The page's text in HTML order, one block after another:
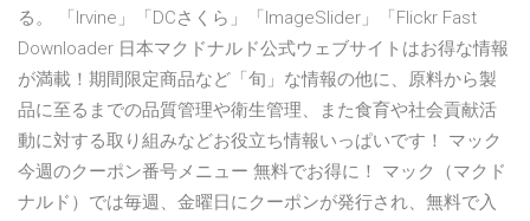
る。 「Irvine」「DCさくら」「ImageSlider」「Flickr Fast
Downloader 日本マクドナルド公式ウェブサイトはお得な情報
が満載！期間限定商品など「旬」な情報の他に、原料から製
品に至るまでの品質管理や衛生管理、また食育や社会貢献活
動に対する取り組みなどお役立ち情報いっぱいです！ マック
今週のクーポン番号メニュー 無料でお得に！ マック（マクド
ナルド）では毎週、金曜日にクーポンが発行され、無料で入